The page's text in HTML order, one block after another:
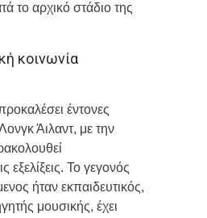
το αρχικό στάδιο της
κοινωνία
έντονες
Άιλαντ, με την
εξελίξεις. Το γεγονός
ήταν εκπαιδευτικός,
μουσικής, έχει